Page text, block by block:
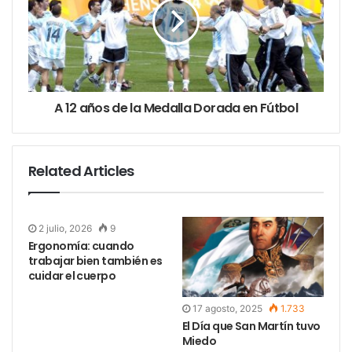
1/01 y el 31/07 de
2020 se registraron
168 víctimas de
femicidio
confirmadas
,
incluyendo 13
femicidios
vinculados, dos
personas Trans y dos
suicidios feminicidas.
https://t.co/tNXMjiIa2
H
pic.twitter.com/Ybsjo
— Defensoría del Pueblo
A 12 años de la Medalla Dorada en Fútbol
Related Articles
2 julio, 2026 9
Ergonomía: cuando
trabajar bien también es
cuidar el cuerpo
17 agosto, 2025 1.733
El Día que San Martín tuvo
Miedo